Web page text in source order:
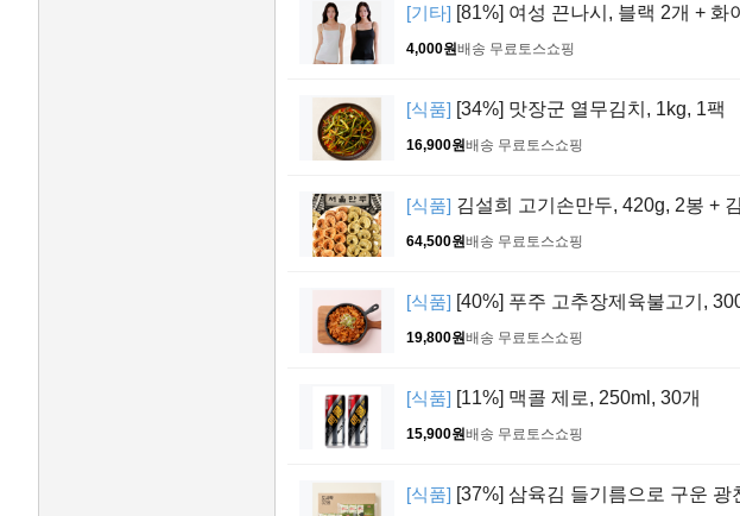
[기타] [81%] 여성 끈나시, 블랙 2개 + 화
4,000원배송 무료토스쇼핑
[식품] [34%] 맛장군 열무김치, 1kg, 1팩
16,900원배송 무료토스쇼핑
[식품] 김설희 고기손만두, 420g, 2봉 +
64,500원배송 무료토스쇼핑
[식품] [40%] 푸주 고추장제육불고기,
19,800원배송 무료토스쇼핑
[식품] [11%] 맥콜 제로, 250ml, 30개
15,900원배송 무료토스쇼핑
[식품] [37%] 삼육김 들기름으로 구운 광